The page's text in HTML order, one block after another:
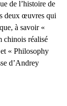
de l’histoire de
deux œuvres qui
à savoir «
chinois réalisé
« Philosophy
d’Andrey